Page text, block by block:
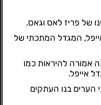
של פריז לאס וגאס.
המגדל המתכתי של
אמורה להיראות כמו
אייפל.
הערים בנו העתקים